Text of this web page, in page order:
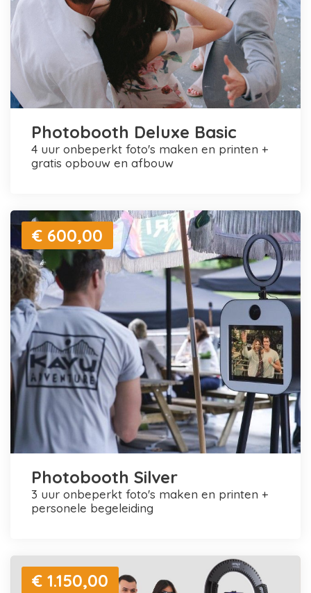
Photobooth Deluxe Basic
4 uur onbeperkt foto's maken en printen +
gratis opbouw en afbouw
€ 600,00
Photobooth Silver
3 uur onbeperkt foto's maken en printen +
personele begeleiding
€ 1.150,00